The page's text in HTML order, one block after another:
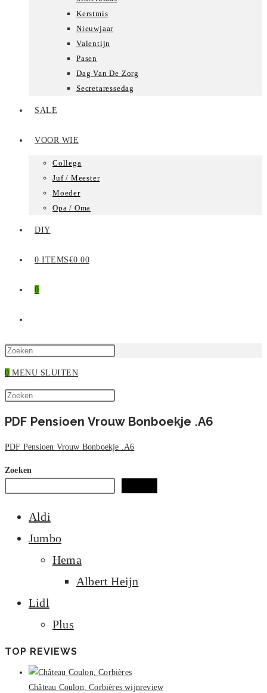
Kerstmis
Nieuwjaar
Valentijn
Pasen
Dag Van De Zorg
Secretaressedag
SALE
VOOR WIE
Collega
Juf / Meester
Moeder
Opa / Oma
DIY
0 ITEMS€0.00
0
ZOEKEN
zoekpaneel
0 MENU SLUITEN
Zoek
deze
Escape
PDF Pensioen Vrouw Bonboekje .A6
PDF Pensioen Vrouw Bonboekje .A6
Zoeken
Aldi
Jumbo
Hema
Albert Heijn
Lidl
Plus
TOP REVIEWS
Château Coulon, Corbières wijnreview